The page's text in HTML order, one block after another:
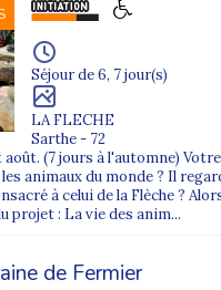
Juniors propose
(axes Ouest et Sud-
il fait bon vivre et
certains classés au
peut citer :
Notre-
de Paris(Paris 9e), la
Saint-Denis (Seine-
un point de départ
Séjour de 6, 7 jour(s)
LA FLECHE
Sarthe - 72
août. (7 jours à l'automne)
animaux du monde ? Il
à celui de la Flèche ?
projet : La vie des anim...
de Fermier